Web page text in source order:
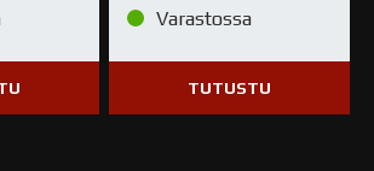
Varastossa
TUTUSTU